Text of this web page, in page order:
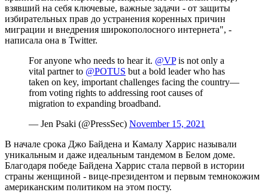
взявший на себя ключевые, важные задачи - от защиты
избирательных прав до устранения коренных причин
миграции и внедрения широкополосного интернета", -
написала она в Twitter.
For anyone who needs to hear it. @VPis not only a
vital partner to @POTUS but a bold leader who has
taken on key, important challenges facing the country—
from voting rights to addressing root causes of
migration to expanding broadband.
— Jen Psaki (@PressSec) November 15, 2021
В начале срока Джо Байдена и Камалу Харрис называли
уникальным и даже идеальным тандемом в Белом доме.
Благодаря победе Байдена Харрис стала первой в истории
страны женщиной - вице-президентом и первым темнокожим
американским политиком на этом посту.